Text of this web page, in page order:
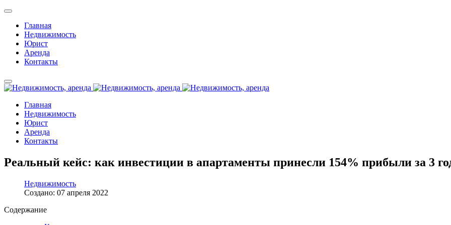
Главная
Недвижимость
Юрист
Аренда
Контакты
Главная
Недвижимость
Юрист
Аренда
Контакты
Реальный кейс: как инвестиции в апартаменты принесли 154% прибыли за 3
Недвижимость
Создано: 07 апреля 2022
Содержание